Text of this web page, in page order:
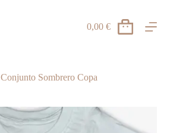
Carro
0,00€
Conjunto Sombrero Copa